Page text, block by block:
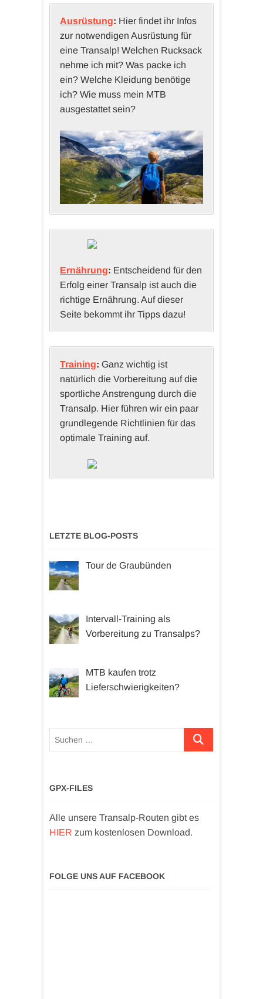
Ausrüstung: Hier findet ihr Infos
zur notwendigen Ausrüstung für
eine Transalp! Welchen Rucksack
nehme ich mit? Was packe ich
ein? Welche Kleidung benötige
ich? Wie muss mein MTB
ausgestattet sein?
Ernährung: Entscheidend für den
Erfolg einer Transalp ist auch die
richtige Ernährung. Auf dieser
Seite bekommt ihr Tipps dazu!
Training: Ganz wichtig ist
natürlich die Vorbereitung auf die
sportliche Anstrengung durch die
Transalp. Hier führen wir ein paar
grundlegende Richtlinien für das
optimale Training auf.
LETZTE BLOG-POSTS
Tour de Graubünden
Intervall-Training als
Vorbereitung zu Transalps?
MTB kaufen trotz
Lieferschwierigkeiten?
Suchen …
GPX-FILES
Alle unsere Transalp-Routen gibt es
HIER zum kostenlosen Download.
FOLGE UNS AUF FACEBOOK